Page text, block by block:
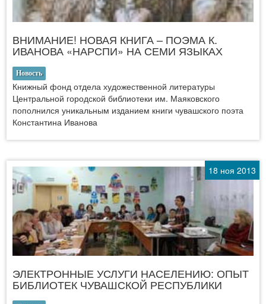
ВНИМАНИЕ! НОВАЯ КНИГА – ПОЭМА К.
ИВАНОВА «НАРСПИ» НА СЕМИ ЯЗЫКАХ
Новость
Книжный фонд отдела художественной литературы
Центральной городской библиотеки им. Маяковского
пополнился уникальным изданием книги чувашского поэта
Константина Иванова
18 ноя 2013
ЭЛЕКТРОННЫЕ УСЛУГИ НАСЕЛЕНИЮ: ОПЫТ
БИБЛИОТЕК ЧУВАШСКОЙ РЕСПУБЛИКИ